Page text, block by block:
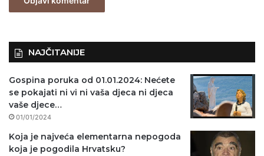
NAJČITANIJE
Gospina poruka od 01.01.2024: Nećete
se pokajati ni vi ni vaša djeca ni djeca
vaše djece…
01/01/2024
Koja je najveća elementarna nepogoda
koja je pogodila Hrvatsku?